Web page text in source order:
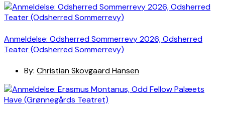
Anmeldelse: Odsherred Sommerrevy 2026, Odsherred
Teater (Odsherred Sommerrevy)
By: Christian Skovgaard Hansen